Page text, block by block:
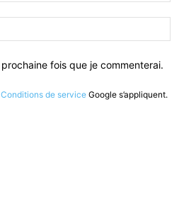
fois que je commenterai.
Conditions de service Google s’appliquent.